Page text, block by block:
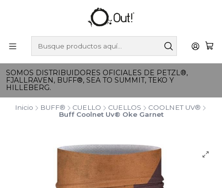
SOMOS DISTRIBUIDORES OFICIALES DE PETZL®,
FJALLRAVEN, BUFF®, SEA TO SUMMIT, TEKO Y
HILLEBERG.
Inicio BUFF® CUELLO CUELLOS
COOLNET UV®
Buff Coolnet Uv® Oke Garnet